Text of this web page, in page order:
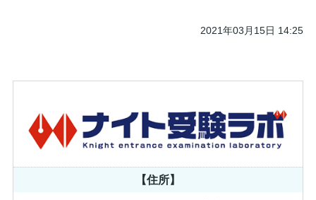
2021年03月15日 14:25
【住所】